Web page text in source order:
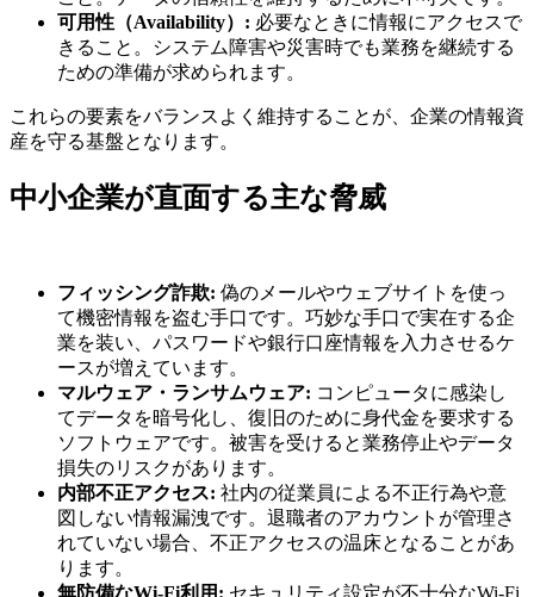
可用性（Availability）: 必要なときに情報にアクセスで
きること。システム障害や災害時でも業務を継続する
ための準備が求められます。
これらの要素をバランスよく維持することが、企業の情報資
産を守る基盤となります。
中小企業が直面する主な脅威
フィッシング詐欺: 偽のメールやウェブサイトを使っ
て機密情報を盗む手口です。巧妙な手口で実在する企
業を装い、パスワードや銀行口座情報を入力させるケ
ースが増えています。
マルウェア・ランサムウェア: コンピュータに感染し
てデータを暗号化し、復旧のために身代金を要求する
ソフトウェアです。被害を受けると業務停止やデータ
損失のリスクがあります。
内部不正アクセス: 社内の従業員による不正行為や意
図しない情報漏洩です。退職者のアカウントが管理さ
れていない場合、不正アクセスの温床となることがあ
ります。
無防備なWi-Fi利用: セキュリティ設定が不十分なWi-Fi